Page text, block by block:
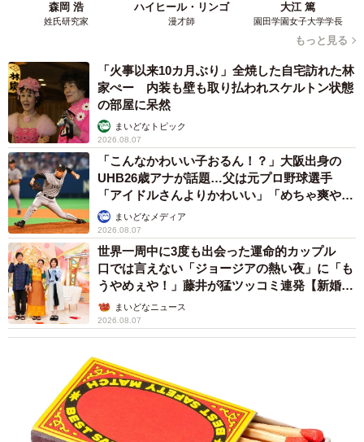
—今度は片岡さんの方が学生を捜していると書いてありま
「少し多くお返しをされてましたので、お返ししたくて捜
そうとも思いましたが、名前を残さないのはそれなりに意
味があるのかなと。いつかどこかで、きっと違う形で会え
ると思います」
—クロアビールのラベルのように、片岡さまが振り返る当
時のやりとりは実にドラマティックでクール、そしてクレ
イジーです。
「そこに誰かが倒れていたら起こしてあげたいと思うし、
泣いていればハグしたくなる。そんなシンプルな生き方に
前半から、アメリカで成功を味わい、全てを奪われ、また
走り出しの繰り返し。金と名誉にとらわれた時期もありま
したが…。ただいつだって周りから見たら、俺の生き方は
クレイジーに感じると思います」
森岡 浩
姓氏研究家
ハイヒール・リンゴ
漫才師
大江 篤
園田学園女子大学学長
もっと見る
「火事以来10カ月ぶり」全焼した自宅訪れた林
家ぺー 内装も壁も取り払われスケルトン状態
の部屋に呆然
まいどなトピック
2026.08.07
「こんなかわいい子おるん！？」大阪出身の
UHB26歳アナが話題…父は元プロ野球選手
「アイドルさんよりかわいい」「めちゃ爽や
か」まいどなメディア
2026.08.07
世界一周中に3度も出会った運命的カップル
口では言えない「ジョージアの熱い夜」に「も
うやめぇや！」藤井が猛ツッコミ連発【新婚さ
ん】まいどなニュース
2026.08.07